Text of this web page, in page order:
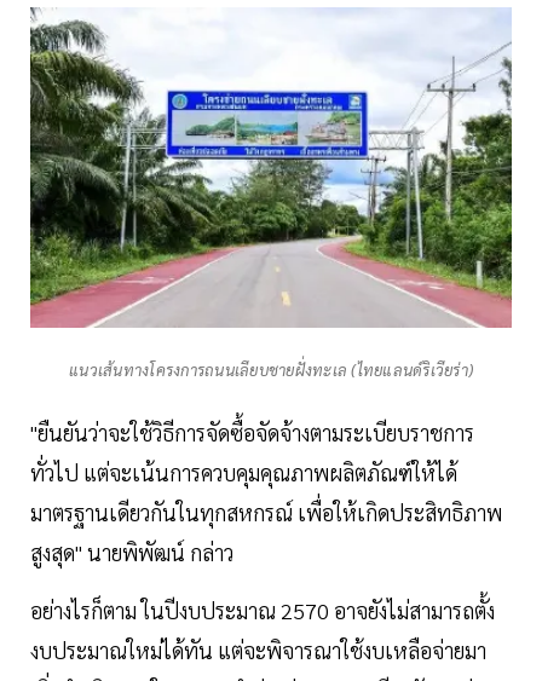
แนวเส้นทางโครงการถนนเลียบชายฝั่งทะเล (ไทยแลนด์ริเวียร่า)
"ยืนยันว่าจะใช้วิธีการจัดซื้อจัดจ้างตามระเบียบราชการ
ทั่วไป แต่จะเน้นการควบคุมคุณภาพผลิตภัณฑ์ให้ได้
มาตรฐานเดียวกันในทุกสหกรณ์ เพื่อให้เกิดประสิทธิภาพ
สูงสุด" นายพิพัฒน์ กล่าว
อย่างไรก็ตาม ในปีงบประมาณ 2570 อาจยังไม่สามารถตั้ง
งบประมาณใหม่ได้ทัน แต่จะพิจารณาใช้งบเหลือจ่ายมา